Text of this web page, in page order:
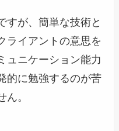
すが、簡単な技術と
ライアントの意思を
ュニケーション能力
的に勉強するのが苦
。